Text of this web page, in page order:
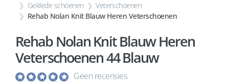
Geklede schoenen
Veterschoenen
Rehab Nolan Knit Blauw Heren Veterschoenen
Rehab Nolan Knit Blauw Heren
Veterschoenen 44 Blauw
Geen recensies